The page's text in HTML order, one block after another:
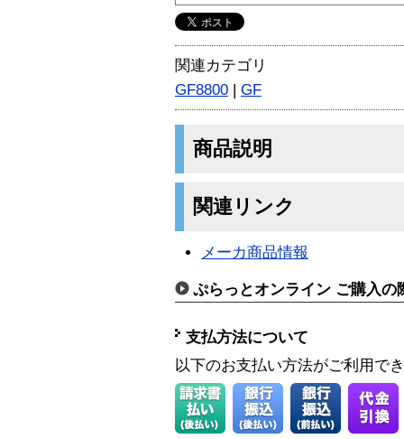
関連カテゴリ
GF8800 | GF
商品説明
関連リンク
メーカ商品情報
ぷらっとオンライン ご購入の
支払方法について
以下のお支払い方法がご利用で